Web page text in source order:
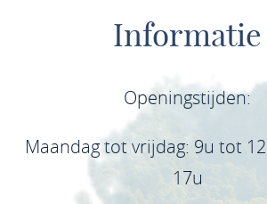
Informatie
Openingstijden:
Maandag tot vrijdag: 9u tot
17u